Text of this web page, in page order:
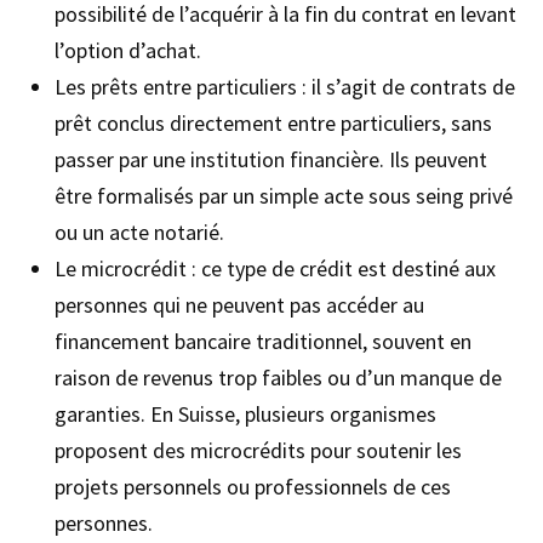
possibilité de l’acquérir à la fin du contrat en levant
l’option d’achat.
Les prêts entre particuliers : il s’agit de contrats de
prêt conclus directement entre particuliers, sans
passer par une institution financière. Ils peuvent
être formalisés par un simple acte sous seing privé
ou un acte notarié.
Le microcrédit : ce type de crédit est destiné aux
personnes qui ne peuvent pas accéder au
financement bancaire traditionnel, souvent en
raison de revenus trop faibles ou d’un manque de
garanties. En Suisse, plusieurs organismes
proposent des microcrédits pour soutenir les
projets personnels ou professionnels de ces
personnes.